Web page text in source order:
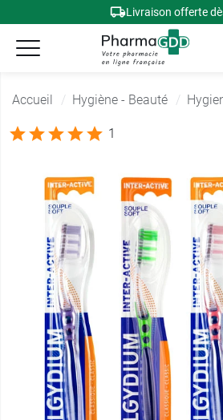
Livraison offerte
Accueil Hygiène - Beauté
1